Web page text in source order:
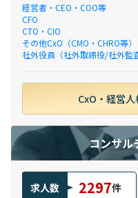
経営者・CEO・COO等
CFO
CTO・CIO
その他CxO（CMO・CHRO等）
社外役員（社外取締役/社外監
CxO・経営
コンサル
求人数 2297件